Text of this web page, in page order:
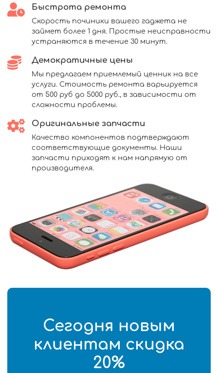
Быстрота ремонта
Скорость починики вашего гаджета не
займет более 1 дня. Простые неисправности
устраняются в течение 30 минут.
Демократичные цены
Мы предлагаем приемлемый ценник на все
услуги. Стоимость ремонта варьируется
от 500 руб до 5000 руб., в зависимости от
сложности проблемы.
Оригинальные запчасти
Качество компонентов подтверждают
соответствующие документы. Наши
запчасти приходят к нам напрямую от
производителя.
Сегодня новым
клиентам скидка
20%